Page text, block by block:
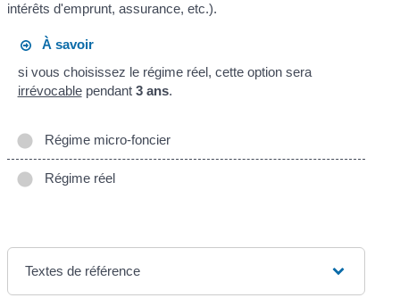
intérêts d'emprunt, assurance, etc.).
À savoir
si vous choisissez le régime réel, cette option sera
irrévocablependant 3 ans.
Régime micro-foncier
Régime réel
Textes de référence